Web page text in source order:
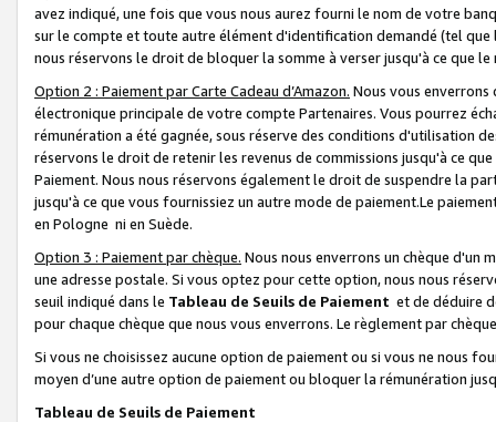
avez indiqué, une fois que vous nous aurez fourni le nom de votre
sur le compte et toute autre élément d'identification demandé (tel que
nous réservons le droit de bloquer la somme à verser jusqu'à ce que
Option 2 : Paiement par Carte Cadeau d’Amazon. Nous vous
électronique principale de votre compte Partenaires. Vous pourrez
rémunération a été gagnée, sous réserve des conditions d'utilisation
réservons le droit de retenir les revenus de commissions jusqu'à ce
Paiement. Nous nous réservons également le droit de suspendre la
jusqu'à ce que vous fournissiez un autre mode de paiement.Le
en Pologne ni en Suède.
Option 3 : Paiement par chèque. Nous nous enverrons un chèque d'un
une adresse postale. Si vous optez pour cette option, nous nous
seuil indiqué dans le Tableau de Seuils de Paiement et de déduire
pour chaque chèque que nous vous enverrons. Le règlement par
Si vous ne choisissez aucune option de paiement ou si vous ne nous
moyen d’une autre option de paiement ou bloquer la rémunération
Tableau de Seuils de Paiement